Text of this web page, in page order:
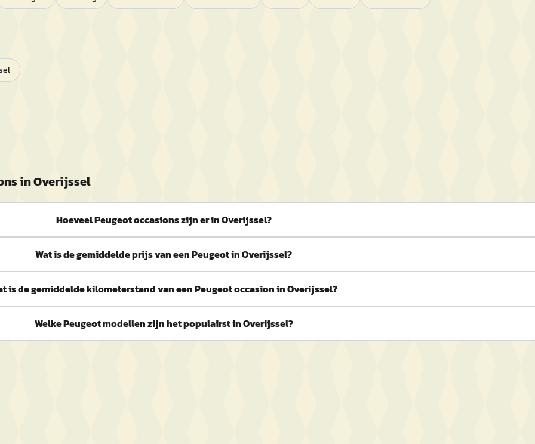
inOverijssel
Hoeveel Peugeot occasions zijn er in Overijssel?
Wat is de gemiddelde prijs van een Peugeot in Overijssel?
is de gemiddelde kilometerstand van een Peugeot occasion in Overijssel?
Welke Peugeot modellen zijn het populairst in Overijssel?